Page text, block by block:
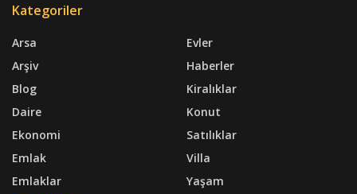
Kategoriler
Arsa
Arşiv
Blog
Daire
Ekonomi
Emlak
Emlaklar
Evler
Haberler
Kiralıklar
Konut
Satılıklar
Villa
Yaşam